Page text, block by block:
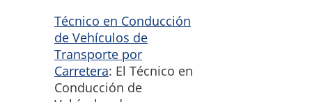
Técnico en Conducción
de Vehículos de
Transporte por
Carretera: El Técnico en
Conducción de